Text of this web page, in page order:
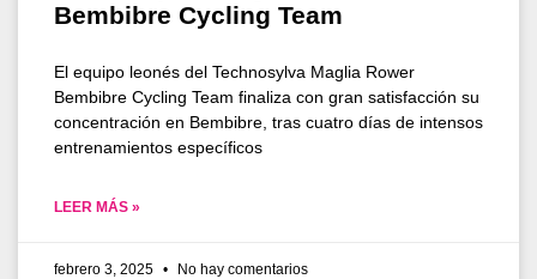
Bembibre Cycling Team
El equipo leonés del Technosylva Maglia Rower
Bembibre Cycling Team finaliza con gran satisfacción su
concentración en Bembibre, tras cuatro días de intensos
entrenamientos específicos
LEER MÁS »
febrero 3, 2025 No hay comentarios